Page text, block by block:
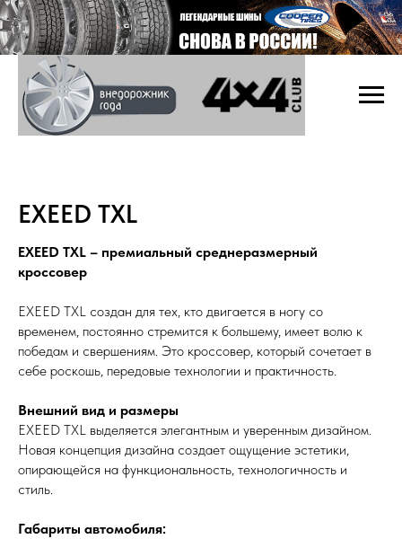
EXEED TXL
EXEED TXL – премиальный среднеразмерный
кроссовер
EXEED TXL создан для тех, кто двигается в ногу со
временем, постоянно стремится к большему, имеет волю к
победам и свершениям. Это кроссовер, который сочетает в
себе роскошь, передовые технологии и практичность.
Внешний вид и размеры
EXEED TXL выделяется элегантным и уверенным дизайном.
Новая концепция дизайна создает ощущение эстетики,
опирающейся на функциональность, технологичность и
стиль.
Габариты автомобиля: